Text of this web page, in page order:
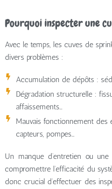
Pourquoi inspecter une
Avec le temps, les cuves de
divers problèmes :
Accumulation de dépôts:
Dégradation structurelle:
affaissements…
Mauvais fonctionnement des
capteurs, pompes…
Un manque d’entretien ou
compromettre l’efficacité du
donc crucial d’effectuer des